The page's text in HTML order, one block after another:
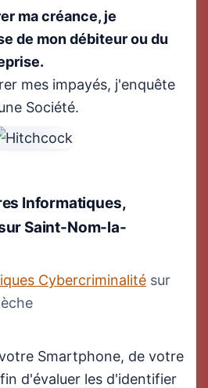
ma créance, je
de mon débiteur ou du
mes impayés, j'enquête
Société.
Informatiques,
Saint-Nom-la-
Cybercriminalité sur
Smartphone, de votre
d'évaluer les d'identifier